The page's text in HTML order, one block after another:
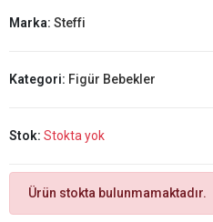
Marka: Steffi
Kategori: Figür Bebekler
Stok: Stokta yok
Ürün stokta bulunmamaktadır.